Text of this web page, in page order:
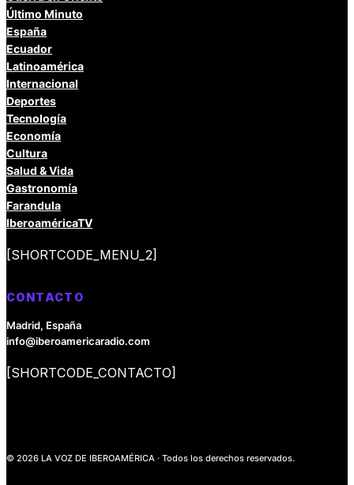
Último Minuto
España
Ecuador
Latinoamérica
Internacional
Deportes
Tecnología
Economía
Cultura
Salud & Vida
Gastronomía
Farandula
IberoaméricaTV
[SHORTCODE_MENU_2]
CONTACTO
Madrid, España
info@iberoamericaradio.com
[SHORTCODE_CONTACTO]
© 2026 LA VOZ DE IBEROAMÉRICA · Todos los derechos reservados.